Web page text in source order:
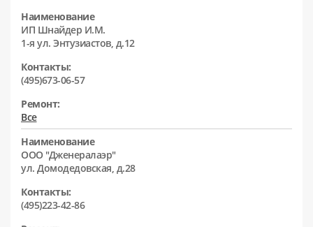
Наименование
ИП Шнайдер И.М.
1-я ул. Энтузиастов, д.12
Контакты:
(495)673-06-57
Ремонт:
Все
Наименование
ООО "Дженералаэр"
ул. Домодедовская, д.28
Контакты:
(495)223-42-86